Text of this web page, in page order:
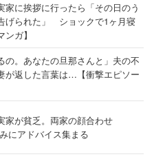
家に挨拶に行ったら「その日のう
げられた」 ショックで1ヶ月寝
ガ】
の。あなたの旦那さんと」夫の不
が返した言葉は…【衝撃エピソー
家が貧乏。両家の顔合わせ
アドバイス集まる